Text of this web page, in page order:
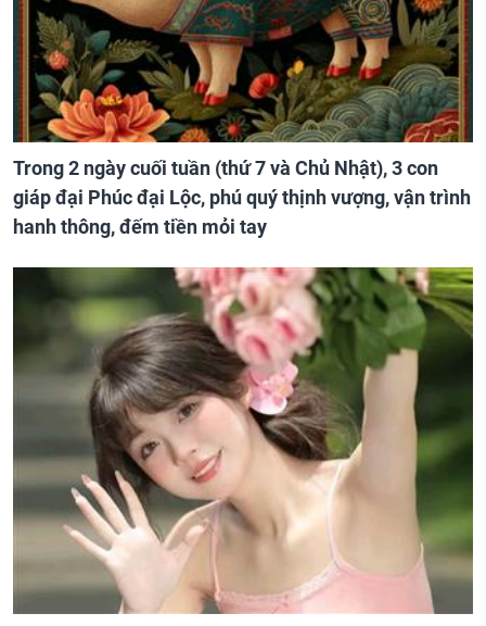
Trong 2 ngày cuối tuần (thứ 7 và Chủ Nhật), 3 con
giáp đại Phúc đại Lộc, phú quý thịnh vượng, vận trình
hanh thông, đếm tiền mỏi tay